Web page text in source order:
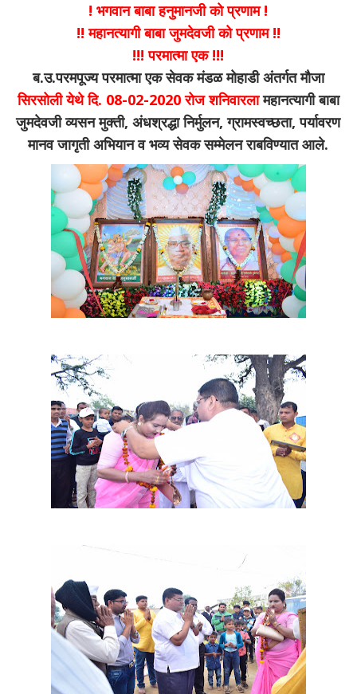
! भगवान बाबा हनुमानजी को प्रणाम !
!! महानत्यागी बाबा जुमदेवजी को प्रणाम !!
!!! परमात्मा एक !!!
ब.उ.परमपूज्य परमात्मा एक सेवक मंडळ मोहाडी अंतर्गत मौजा
सिरसोली येथे दि. 08-02-2020 रोज शनिवारलामहानत्यागी बाबा
जुमदेवजी व्यसन मुक्ती, अंधश्रद्धा निर्मुलन, ग्रामस्वच्छता, पर्यावरण
मानव जागृती अभियान व भव्य सेवक सम्मेलन राबविण्यात आले.